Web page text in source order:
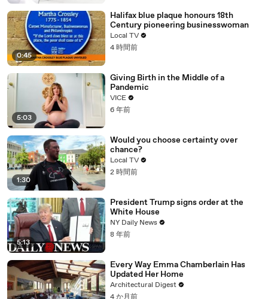
0:45
Halifax blue plaque honours 18th
Century pioneering businesswoman
Local TV
4 時間前
5:03
Giving Birth in the Middle of a
Pandemic
VICE
6 年前
1:30
Would you choose certainty over
chance?
Local TV
2 時間前
5:13
President Trump signs order at the
White House
NY Daily News
8 年前
Every Way Emma Chamberlain Has
Updated Her Home
Architectural Digest